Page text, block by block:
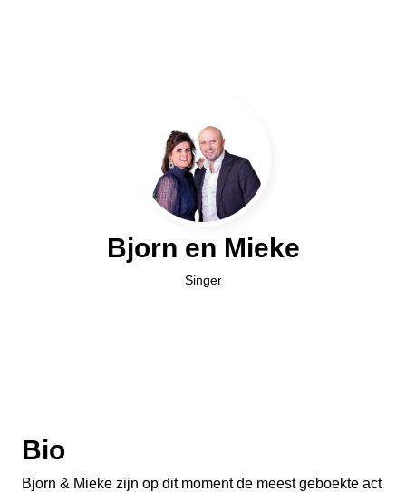
Bjorn en Mieke
Singer
Bio
Bjorn & Mieke zijn op dit moment de meest geboekte act